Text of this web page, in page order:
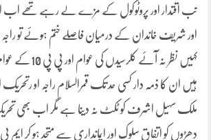
تب اقتدار اور پروٹوکول کے مزے لے رہے تھے اب
اور شریف خاندان کے درمیان فاصلے ختم ہوئے تو
کہیں نظر نہ آئے
ہیں ان کا ذمہ دار کسی حد تک قمرالسلام راجہ او
ملک سہیل اشرف کو ٹکٹ نہ دینا ہے مگر اب بھی
دھڑوں کو اتفاق سلوک اور ایمانداری سے متحد ہو کر